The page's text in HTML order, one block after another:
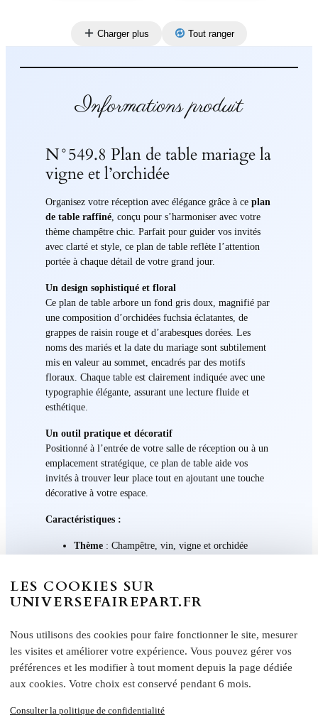
Charger plus Tout ranger
Informations produit
N°549.8 Plan de table mariage la
vigne et l’orchidée
Organisez votre réception avec élégance grâce à ce plan
de table raffiné, conçu pour s’harmoniser avec votre
thème champêtre chic. Parfait pour guider vos invités
avec clarté et style, ce plan de table reflète l’attention
portée à chaque détail de votre grand jour.
Un design sophistiqué et floral
Ce plan de table arbore un fond gris doux, magnifié par
une composition d’orchidées fuchsia éclatantes, de
grappes de raisin rouge et d’arabesques dorées. Les
noms des mariés et la date du mariage sont subtilement
mis en valeur au sommet, encadrés par des motifs
floraux. Chaque table est clairement indiquée avec une
typographie élégante, assurant une lecture fluide et
esthétique.
Un outil pratique et décoratif
Positionné à l’entrée de votre salle de réception ou à un
emplacement stratégique, ce plan de table aide vos
invités à trouver leur place tout en ajoutant une touche
décorative à votre espace.
Caractéristiques :
Thème: Champêtre, vin, vigne et orchidée
optimale.
Couleurs principales: Fuchsia, rouge, doré et
Texte: Personnalisable avec les noms des invités
et des tables.
Matériaux: Impression haute qualité sur support
rigide ou papier raffiné.
Une personnalisation complète pour refléter votre
LES COOKIES SUR
UNIVERSEFAIREPART.FR
Nous utilisons des cookies pour faire fonctionner le site, mesurer
les visites et améliorer votre expérience. Vous pouvez gérer vos
préférences et les modifier à tout moment depuis la page dédiée
aux cookies. Votre choix est conservé pendant 6 mois.
Consulter la politique de confidentialité